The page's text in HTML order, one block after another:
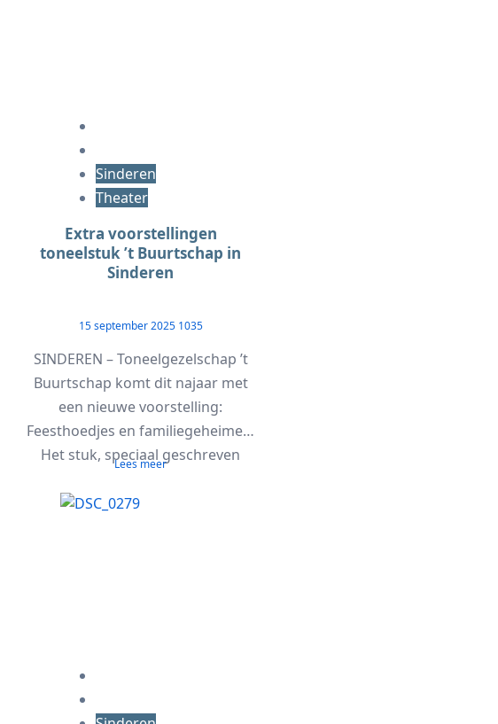
Sinderen
Theater
Extra voorstellingen
toneelstuk ’t Buurtschap in
Sinderen
15 september 2025 1035
SINDEREN – Toneelgezelschap ’t
Buurtschap komt dit najaar met
een nieuwe voorstelling:
Feesthoedjes en familiegeheimen.
Het stuk, speciaal geschreven
Lees meer